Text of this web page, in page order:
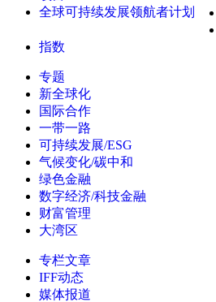
全球可持续发展领航者计划
指数
专题
新全球化
国际合作
一带一路
可持续发展/ESG
气候变化/碳中和
绿色金融
数字经济/科技金融
财富管理
大湾区
专栏文章
IFF动态
媒体报道